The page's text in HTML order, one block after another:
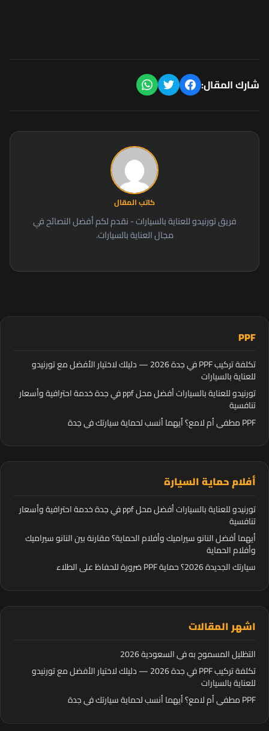
PPF
تكلفة تركيب PPF في جدة 2026 — دليلك لاختيار الأفضل مع تورنيدو
للعناية بالسيارات
تورنيدو للعناية بالسيارات أفضل محل ppf في جدة خدمة احترافية وأسعار
تنافسية
PPF مطفي أم لامع؟ أيهما أنسب لحماية سيارتك في جدة
أفلام حماية السيارة
تورنيدو للعناية بالسيارات أفضل محل ppf في جدة خدمة احترافية وأسعار
تنافسية
أيهما أفضل النانو سيراميك وأفلام الحماية؟ مقارنة بين النانو سيراميك
وأفلام الحماية
سيارتك الجديدة 2026؟ حماية PPF ضرورة للحفاظ على الطلاء
اشهر المقالات
التظليل المسموح به في السعودية 2026
تكلفة تركيب PPF في جدة 2026 — دليلك لاختيار الأفضل مع تورنيدو
للعناية بالسيارات
PPF مطفي أم لامع؟ أيهما أنسب لحماية سيارتك في جدة
شارك المقال:
كاتب المقال
فريق تورنيدو للعناية بالسيارات - نقدم لكم أفضل النصائح في
مجال العناية بالسيارات.